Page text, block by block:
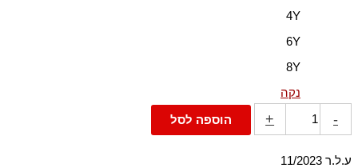
4Y
6Y
8Y
נקה
-
+ הוספה לסל
ע.ל.ר 11/2023